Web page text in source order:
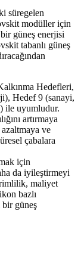
süregelen
modüller için
güneş enerjisi
tabanlı güneş
Hedefleri,
Hedef 9 (sanayi,
ile uyumludur.
artırmaya
ve
çabalara
için
da iyileştirmeyi
maliyet
bazlı
güneş